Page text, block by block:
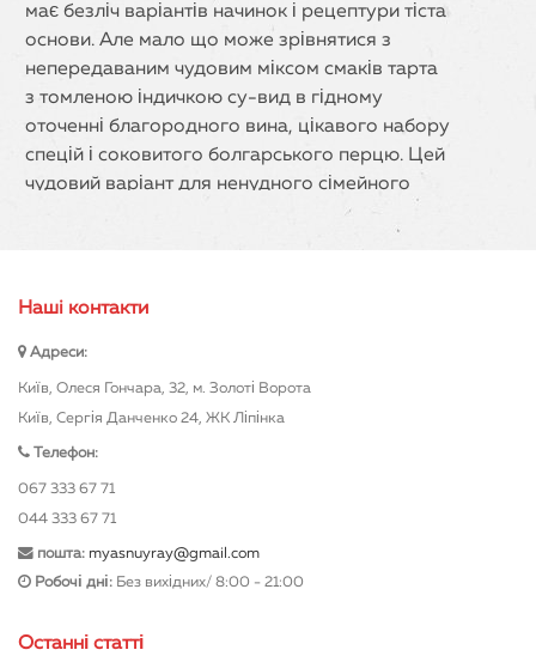
має безліч варіантів начинок і рецептури тіста
основи. Але мало що може зрівнятися з
непередаваним чудовим міксом смаків тарта
з томленою індичкою су-вид в гідному
оточенні благородного вина, цікавого набору
спецій і соковитого болгарського перцю. Цей
чудовий варіант для ненудного сімейного
обіду або дружніх посиденьок. Ефектний Кіш
поєднання традицій і сучасних технологій
«М'ясний рай». Наші фахівці з любов'ю і
знанням справи приготують незвичайний
відкритий пиріг і доставлять прямо до столу.
У золотисто-рум'яному «кошику», під
приголомшливо розкішний гастрономічний
Нашi контакти
Адреси:
Київ, Олеся Гончара, 32, м. Золоті Ворота
Київ, Сергія Данченко 24, ЖК Ліпінка
Телефон:
067 333 67 71
044 333 67 71
пошта: myasnuyray@gmail.com
Робочі дні: Без вихідних/ 8:00 - 21:00
Останні статті